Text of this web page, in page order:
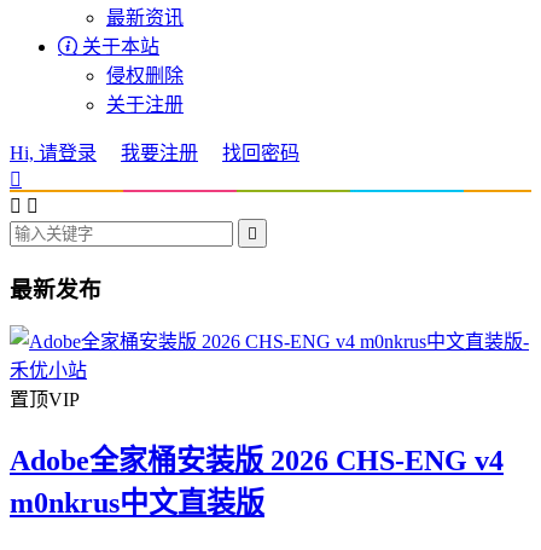
最新资讯
 关于本站
侵权删除
关于注册
Hi, 请登录 我要注册
找回密码

 

最新发布
置顶VIP
Adobe全家桶安装版 2026 CHS-ENG v4
m0nkrus中文直装版